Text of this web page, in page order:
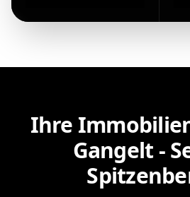
Ihre
Gangelt -